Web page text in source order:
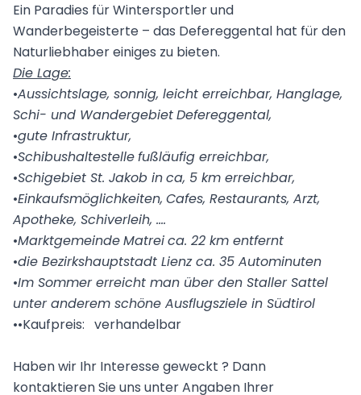
Ein Paradies für Wintersportler und
Wanderbegeisterte – das Defereggental hat für den
Naturliebhaber einiges zu bieten.
Die Lage:
•Aussichtslage, sonnig, leicht erreichbar, Hanglage,
Schi- und WandergebietDefereggental,
•gute Infrastruktur,
•Schibushaltestellefußläufig erreichbar,
•Schigebiet St. Jakob inca, 5 km erreichbar,
•Einkaufsmöglichkeiten, Cafes, Restaurants, Arzt,
Apotheke, Schiverleih, ….
•MarktgemeindeMatreica. 22 km entfernt
•die Bezirkshauptstadt Lienz ca. 35 Autominuten
•Im Sommer erreicht man über den Staller Sattel
unter anderem schöne Ausflugsziele in Südtirol
••Kaufpreis: verhandelbar
Haben wir Ihr Interesse geweckt ? Dann
kontaktieren Sie uns unter Angaben Ihrer